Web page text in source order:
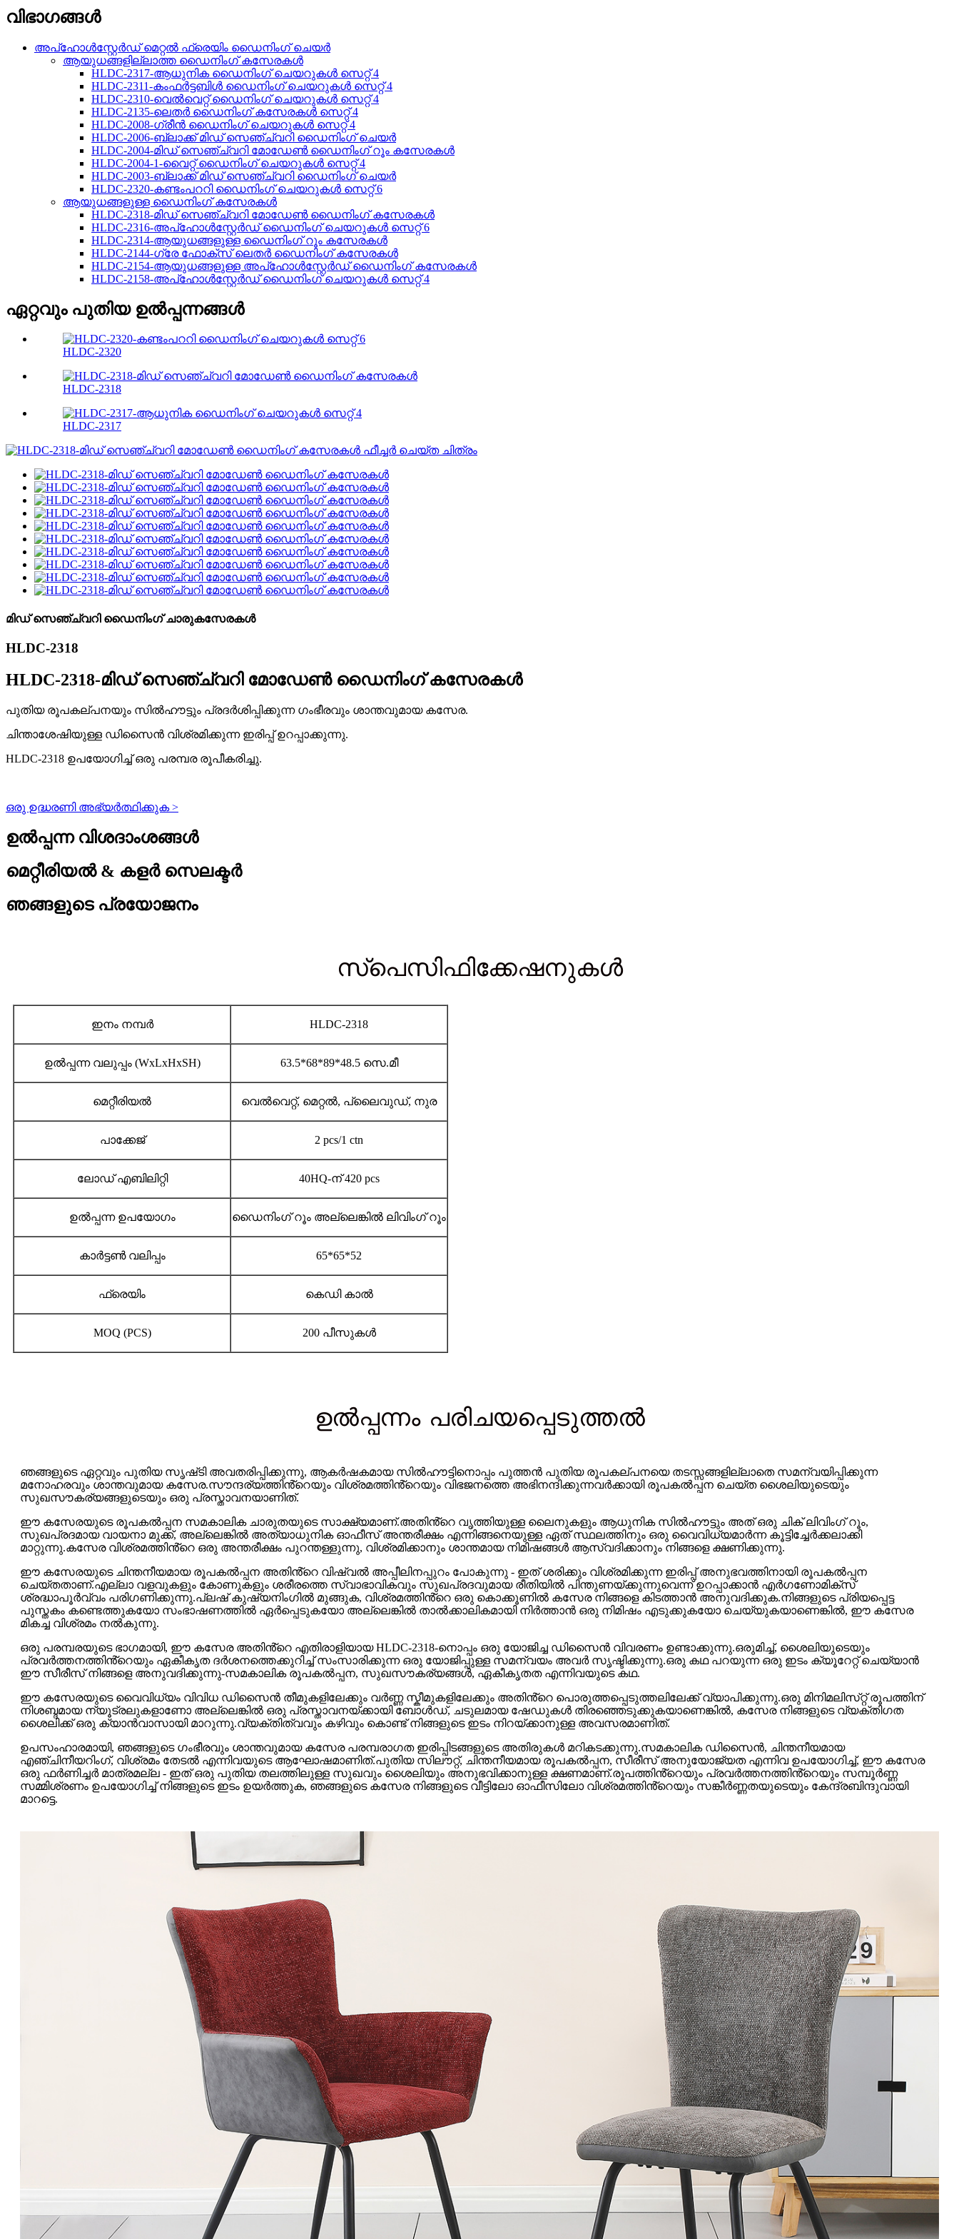
വിഭാഗങ്ങൾ
അപ്ഹോൾസ്റ്റേർഡ് മെറ്റൽ ഫ്രെയിം ഡൈനിംഗ് ചെയർ
ആയുധങ്ങളില്ലാത്ത ഡൈനിംഗ് കസേരകൾ
HLDC-2317-ആധുനിക ഡൈനിംഗ് ചെയറുകൾ സെറ്റ് 4
HLDC-2311-കംഫർട്ടബിൾ ഡൈനിംഗ് ചെയറുകൾ സെറ്റ് 4
HLDC-2310-വെൽവെറ്റ് ഡൈനിംഗ് ചെയറുകൾ സെറ്റ് 4
HLDC-2135-ലെതർ ഡൈനിംഗ് കസേരകൾ സെറ്റ് 4
HLDC-2008-ഗ്രീൻ ഡൈനിംഗ് ചെയറുകൾ സെറ്റ് 4
HLDC-2006-ബ്ലാക്ക് മിഡ് സെഞ്ച്വറി ഡൈനിംഗ് ചെയർ
HLDC-2004-മിഡ് സെഞ്ച്വറി മോഡേൺ ഡൈനിംഗ് റൂം കസേരകൾ
HLDC-2004-1-വൈറ്റ് ഡൈനിംഗ് ചെയറുകൾ സെറ്റ് 4
HLDC-2003-ബ്ലാക്ക് മിഡ് സെഞ്ച്വറി ഡൈനിംഗ് ചെയർ
HLDC-2320-കണ്ടംപററി ഡൈനിംഗ് ചെയറുകൾ സെറ്റ് 6
ആയുധങ്ങളുള്ള ഡൈനിംഗ് കസേരകൾ
HLDC-2318-മിഡ് സെഞ്ച്വറി മോഡേൺ ഡൈനിംഗ് കസേരകൾ
HLDC-2316-അപ്‌ഹോൾസ്റ്റേർഡ് ഡൈനിംഗ് ചെയറുകൾ സെറ്റ് 6
HLDC-2314-ആയുധങ്ങളുള്ള ഡൈനിംഗ് റൂം കസേരകൾ
HLDC-2144-ഗ്രേ ഫോക്സ് ലെതർ ഡൈനിംഗ് കസേരകൾ
HLDC-2154-ആയുധങ്ങളുള്ള അപ്‌ഹോൾസ്റ്റേർഡ് ഡൈനിംഗ് കസേരകൾ
HLDC-2158-അപ്‌ഹോൾസ്റ്റേർഡ് ഡൈനിംഗ് ചെയറുകൾ സെറ്റ് 4
ഏറ്റവും പുതിയ ഉൽപ്പന്നങ്ങൾ
HLDC-2320
HLDC-2318
HLDC-2317
മിഡ് സെഞ്ച്വറി ഡൈനിംഗ് ചാരുകസേരകൾ
HLDC-2318
HLDC-2318-മിഡ് സെഞ്ച്വറി മോഡേൺ ഡൈനിംഗ് കസേരകൾ
പുതിയ രൂപകല്പനയും സിൽഹൗട്ടും പ്രദർശിപ്പിക്കുന്ന ഗംഭീരവും ശാന്തവുമായ കസേര.
ചിന്താശേഷിയുള്ള ഡിസൈൻ വിശ്രമിക്കുന്ന ഇരിപ്പ് ഉറപ്പാക്കുന്നു.
HLDC-2318 ഉപയോഗിച്ച് ഒരു പരമ്പര രൂപീകരിച്ചു.
ഒരു ഉദ്ധരണി അഭ്യർത്ഥിക്കുക >
ഉൽപ്പന്ന വിശദാംശങ്ങൾ
മെറ്റീരിയൽ & കളർ സെലക്ടർ
ഞങ്ങളുടെ പ്രയോജനം
സ്പെസിഫിക്കേഷനുകൾ
ഇനം നമ്പർ HLDC-2318
ഉൽപ്പന്ന വലുപ്പം (WxLxHxSH) 63.5*68*89*48.5 സെ.മീ
മെറ്റീരിയൽ വെൽവെറ്റ്, മെറ്റൽ, പ്ലൈവുഡ്, നുര
പാക്കേജ് 2 pcs/1 ctn
ലോഡ് എബിലിറ്റി 40HQ-ന് 420 pcs
ഉൽപ്പന്ന ഉപയോഗം ഡൈനിംഗ് റൂം അല്ലെങ്കിൽ ലിവിംഗ് റൂം
കാർട്ടൺ വലിപ്പം 65*65*52
ഫ്രെയിം കെഡി കാൽ
MOQ (PCS) 200 പീസുകൾ
ഉൽപ്പന്നം പരിചയപ്പെടുത്തൽ
ഞങ്ങളുടെ ഏറ്റവും പുതിയ സൃഷ്‌ടി അവതരിപ്പിക്കുന്നു, ആകർഷകമായ സിൽഹൗട്ടിനൊപ്പം പുത്തൻ പുതിയ രൂപകല്പനയെ തടസ്സങ്ങളില്ലാതെ സമന്വയിപ്പിക്കുന്ന
മനോഹരവും ശാന്തവുമായ കസേര.സൗന്ദര്യത്തിൻ്റെയും വിശ്രമത്തിൻ്റെയും വിഭജനത്തെ അഭിനന്ദിക്കുന്നവർക്കായി രൂപകൽപ്പന ചെയ്ത ശൈലിയുടെയും
സുഖസൗകര്യങ്ങളുടെയും ഒരു പ്രസ്താവനയാണിത്.
ഈ കസേരയുടെ രൂപകൽപ്പന സമകാലിക ചാരുതയുടെ സാക്ഷ്യമാണ്.അതിൻ്റെ വൃത്തിയുള്ള ലൈനുകളും ആധുനിക സിൽഹൗട്ടും അത് ഒരു ചിക് ലിവിംഗ് റൂം,
സുഖപ്രദമായ വായനാ മുക്ക്, അല്ലെങ്കിൽ അത്യാധുനിക ഓഫീസ് അന്തരീക്ഷം എന്നിങ്ങനെയുള്ള ഏത് സ്ഥലത്തിനും ഒരു വൈവിധ്യമാർന്ന കൂട്ടിച്ചേർക്കലാക്കി
മാറ്റുന്നു.കസേര വിശ്രമത്തിൻ്റെ ഒരു അന്തരീക്ഷം പുറന്തള്ളുന്നു, വിശ്രമിക്കാനും ശാന്തമായ നിമിഷങ്ങൾ ആസ്വദിക്കാനും നിങ്ങളെ ക്ഷണിക്കുന്നു.
ഈ കസേരയുടെ ചിന്തനീയമായ രൂപകൽപ്പന അതിൻ്റെ വിഷ്വൽ അപ്പീലിനപ്പുറം പോകുന്നു - ഇത് ശരിക്കും വിശ്രമിക്കുന്ന ഇരിപ്പ് അനുഭവത്തിനായി രൂപകൽപ്പന
ചെയ്തതാണ്.എല്ലാ വളവുകളും കോണുകളും ശരീരത്തെ സ്വാഭാവികവും സുഖപ്രദവുമായ രീതിയിൽ പിന്തുണയ്ക്കുന്നുവെന്ന് ഉറപ്പാക്കാൻ എർഗണോമിക്സ്
ശ്രദ്ധാപൂർവ്വം പരിഗണിക്കുന്നു.പ്ലഷ് കുഷ്യനിംഗിൽ മുങ്ങുക, വിശ്രമത്തിൻ്റെ ഒരു കൊക്കൂണിൽ കസേര നിങ്ങളെ കിടത്താൻ അനുവദിക്കുക.നിങ്ങളുടെ പ്രിയപ്പെട്ട
പുസ്തകം കണ്ടെത്തുകയോ സംഭാഷണത്തിൽ ഏർപ്പെടുകയോ അല്ലെങ്കിൽ താൽക്കാലികമായി നിർത്താൻ ഒരു നിമിഷം എടുക്കുകയോ ചെയ്യുകയാണെങ്കിൽ, ഈ കസേര
മികച്ച വിശ്രമം നൽകുന്നു.
ഒരു പരമ്പരയുടെ ഭാഗമായി, ഈ കസേര അതിൻ്റെ എതിരാളിയായ HLDC-2318-നൊപ്പം ഒരു യോജിച്ച ഡിസൈൻ വിവരണം ഉണ്ടാക്കുന്നു.ഒരുമിച്ച്, ശൈലിയുടെയും
പ്രവർത്തനത്തിൻ്റെയും ഏകീകൃത ദർശനത്തെക്കുറിച്ച് സംസാരിക്കുന്ന ഒരു യോജിപ്പുള്ള സമന്വയം അവർ സൃഷ്ടിക്കുന്നു.ഒരു കഥ പറയുന്ന ഒരു ഇടം ക്യൂറേറ്റ് ചെയ്യാൻ
ഈ സീരീസ് നിങ്ങളെ അനുവദിക്കുന്നു-സമകാലിക രൂപകൽപ്പന, സുഖസൗകര്യങ്ങൾ, ഏകീകൃതത എന്നിവയുടെ കഥ.
ഈ കസേരയുടെ വൈവിധ്യം വിവിധ ഡിസൈൻ തീമുകളിലേക്കും വർണ്ണ സ്കീമുകളിലേക്കും അതിൻ്റെ പൊരുത്തപ്പെടുത്തലിലേക്ക് വ്യാപിക്കുന്നു.ഒരു മിനിമലിസ്‌റ്റ് രൂപത്തിന്
നിശബ്ദമായ ന്യൂട്രലുകളാണോ അല്ലെങ്കിൽ ഒരു പ്രസ്താവനയ്‌ക്കായി ബോൾഡ്, ചടുലമായ ഷേഡുകൾ തിരഞ്ഞെടുക്കുകയാണെങ്കിൽ, കസേര നിങ്ങളുടെ വ്യക്തിഗത
ശൈലിക്ക് ഒരു ക്യാൻവാസായി മാറുന്നു.വ്യക്തിത്വവും കഴിവും കൊണ്ട് നിങ്ങളുടെ ഇടം നിറയ്ക്കാനുള്ള അവസരമാണിത്.
ഉപസംഹാരമായി, ഞങ്ങളുടെ ഗംഭീരവും ശാന്തവുമായ കസേര പരമ്പരാഗത ഇരിപ്പിടങ്ങളുടെ അതിരുകൾ മറികടക്കുന്നു.സമകാലിക ഡിസൈൻ, ചിന്തനീയമായ
എഞ്ചിനീയറിംഗ്, വിശ്രമം തേടൽ എന്നിവയുടെ ആഘോഷമാണിത്.പുതിയ സിലൗറ്റ്, ചിന്തനീയമായ രൂപകൽപ്പന, സീരീസ് അനുയോജ്യത എന്നിവ ഉപയോഗിച്ച്, ഈ കസേര
ഒരു ഫർണിച്ചർ മാത്രമല്ല - ഇത് ഒരു പുതിയ തലത്തിലുള്ള സുഖവും ശൈലിയും അനുഭവിക്കാനുള്ള ക്ഷണമാണ്.രൂപത്തിൻ്റെയും പ്രവർത്തനത്തിൻ്റെയും സമ്പൂർണ്ണ
സമ്മിശ്രണം ഉപയോഗിച്ച് നിങ്ങളുടെ ഇടം ഉയർത്തുക, ഞങ്ങളുടെ കസേര നിങ്ങളുടെ വീട്ടിലോ ഓഫീസിലോ വിശ്രമത്തിൻ്റെയും സങ്കീർണ്ണതയുടെയും കേന്ദ്രബിന്ദുവായി
മാറട്ടെ.